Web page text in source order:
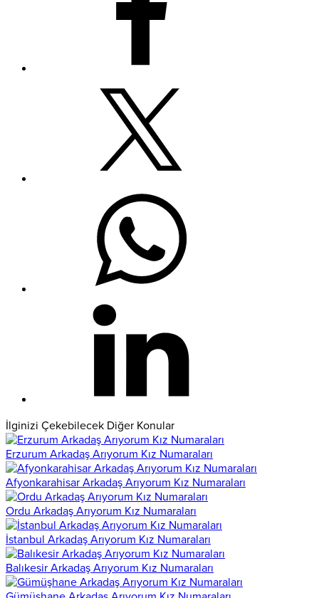
İlginizi Çekebilecek Diğer Konular
Erzurum Arkadaş Arıyorum Kız Numaraları
Afyonkarahisar Arkadaş Arıyorum Kız Numaraları
Ordu Arkadaş Arıyorum Kız Numaraları
İstanbul Arkadaş Arıyorum Kız Numaraları
Balıkesir Arkadaş Arıyorum Kız Numaraları